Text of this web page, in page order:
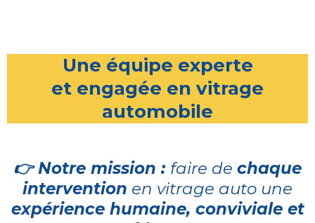
Une équipe experte
et engagée en vitrage
automobile
👉 Notre mission : faire de chaque
intervention en vitrage auto une
expérience humaine, conviviale et